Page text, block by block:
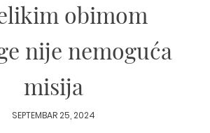
obimom
nije nemoguća
misija
SEPTEMBAR 25, 2024